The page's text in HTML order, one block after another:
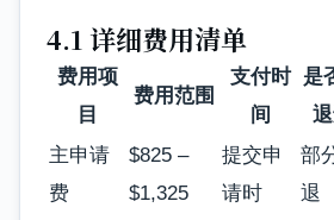
4.1 详细费用清单
费用项
目
费用范围
支付时
间
是
主申请
费
$825 –
$1,325
提交申
请时
部
退